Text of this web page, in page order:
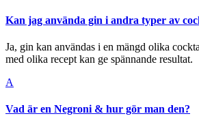
Kan jag använda gin i andra typer av
Ja, gin kan användas i en mängd olika
med olika recept kan ge spännande resultat.
A
Vad är en Negroni & hur gör man den?